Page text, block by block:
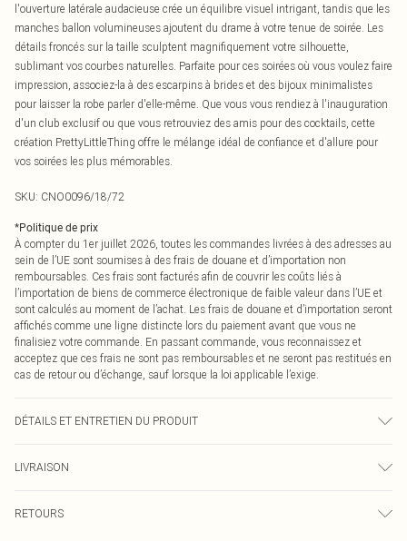
l'ouverture latérale audacieuse crée un équilibre visuel intrigant, tandis que les
manches ballon volumineuses ajoutent du drame à votre tenue de soirée. Les
détails froncés sur la taille sculptent magnifiquement votre silhouette,
sublimant vos courbes naturelles. Parfaite pour ces soirées où vous voulez faire
impression, associez-la à des escarpins à brides et des bijoux minimalistes
pour laisser la robe parler d'elle-même. Que vous vous rendiez à l'inauguration
d'un club exclusif ou que vous retrouviez des amis pour des cocktails, cette
création PrettyLittleThing offre le mélange idéal de confiance et d'allure pour
vos soirées les plus mémorables.
SKU: CNO0096/18/72
*Politique de prix
À compter du 1er juillet 2026, toutes les commandes livrées à des adresses au
sein de l’UE sont soumises à des frais de douane et d’importation non
remboursables. Ces frais sont facturés afin de couvrir les coûts liés à
l’importation de biens de commerce électronique de faible valeur dans l’UE et
sont calculés au moment de l’achat. Les frais de douane et d’importation seront
affichés comme une ligne distincte lors du paiement avant que vous ne
finalisiez votre commande. En passant commande, vous reconnaissez et
acceptez que ces frais ne sont pas remboursables et ne seront pas restitués en
cas de retour ou d’échange, sauf lorsque la loi applicable l’exige.
DÉTAILS ET ENTRETIEN DU PRODUIT
déteindre.
LIVRAISON
RETOURS